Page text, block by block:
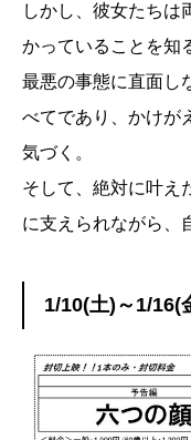
しかし、彼女たちは
かっていることを知
最悪の事態に直面し
べてであり、かけが
気づく。
そして、絶対に叶え
に支えられながら、
1/10(土)～1/16(